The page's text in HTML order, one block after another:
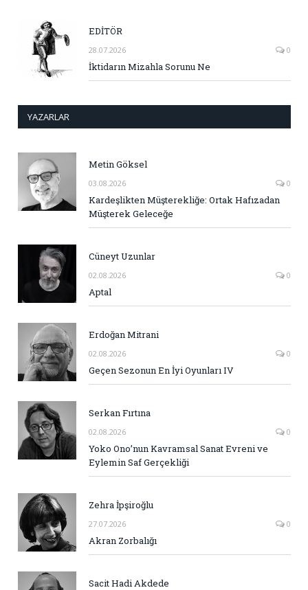
EDİTÖR
28.07.2026 0
İktidarın Mizahla Sorunu Ne
YAZARLAR
Metin Göksel
03.08.2026 0
Kardeşlikten Müşterekliğe: Ortak Hafızadan
Müşterek Geleceğe
Cüneyt Uzunlar
02.08.2026 0
Aptal
Erdoğan Mitrani
02.08.2026 0
Geçen Sezonun En İyi Oyunları IV
Serkan Fırtına
02.08.2026 0
Yoko Ono’nun Kavramsal Sanat Evreni ve
Eylemin Saf Gerçekliği
Zehra İpşiroğlu
27.07.2026 0
Akran Zorbalığı
Sacit Hadi Akdede